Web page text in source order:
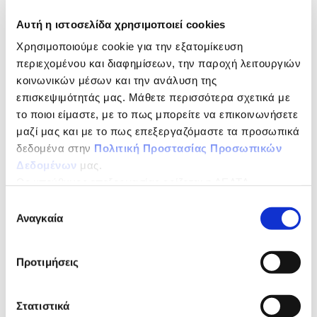
Αυτή η ιστοσελίδα χρησιμοποιεί cookies
Χρησιμοποιούμε cookie για την εξατομίκευση
περιεχομένου και διαφημίσεων, την παροχή λειτουργιών
κοινωνικών μέσων και την ανάλυση της
επισκεψιμότητάς μας. Μάθετε περισσότερα σχετικά με
το ποιοι είμαστε, με το πως μπορείτε να επικοινωνήσετε
μαζί μας και με το πως επεξεργαζόμαστε τα προσωπικά
δεδομένα στην Πολιτική Προστασίας Προσωπικών
Δεδομένων μας.
συγκατάθεσης
Αναγκαία
Προτιμήσεις
Στατιστικά
juice
From 100% Greek oranges
form the Peloponnese, Etoloakarnania
and Ipiros
Nature
Every year, we carefully collect the best fruits of this
place, from selected harvests to enjoy a fresh juice,
with a unique taste.
NUTRITIONAL DECLARATION
per 100ml
201kJ/47kcal
0g
of which Saturates
0g